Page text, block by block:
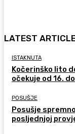
LATEST
ISTAKNUTA
Kočerinško lito
očekuje od 16.
POSUŠJE
Posušje
posljednjoj